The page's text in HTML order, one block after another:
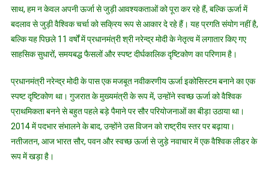
के
अक्षय
ऊर्जा
कैसे
साथ, हम न केवल अपनी ऊर्जा से जुड़ी आवश्यकताओं को पूरा कर रहे हैं, बल्कि ऊर्जा में
बदलाव से जुड़ी वैश्विक चर्चा को सक्रिय रूप से आकार दे रहे हैं। यह प्रगति संयोग नहीं है,
बल्कि यह पिछले 11 वर्षों में प्रधानमंत्री श्री नरेन्द्र मोदी के नेतृत्व में लगातार किए गए
साहसिक सुधारों, समयबद्ध फैसलों और स्पष्ट दीर्घकालिक दृष्टिकोण का परिणाम है।
प्रधानमंत्री नरेन्द्र मोदी के पास एक मजबूत नवीकरणीय ऊर्जा इकोसिस्टम बनाने का एक
स्पष्ट दृष्टिकोण था। गुजरात के मुख्यमंत्री के रूप में, उन्होंने स्वच्छ ऊर्जा को वैश्विक
प्राथमिकता बनने से बहुत पहले बड़े पैमाने पर सौर परियोजनाओं का बीड़ा उठाया था।
2014 में पदभार संभालने के बाद, उन्होंने उस विजन को राष्ट्रीय स्तर पर बढ़ाया।
नतीजतन, आज भारत सौर, पवन और स्वच्छ ऊर्जा से जुड़े नवाचार में एक वैश्विक लीडर के
रूप में खड़ा है।